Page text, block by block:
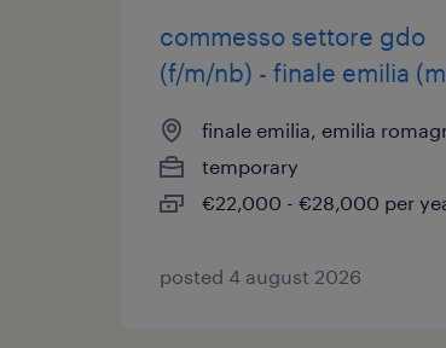
commesso settore gdo
(f/m/nb) - finale emilia
finale emilia, emilia
temporary
€22,000 - €28,000 per
posted 4 august 2026